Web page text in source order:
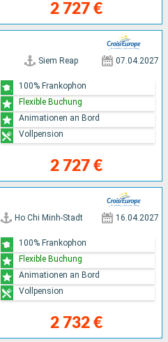
2 727 €
Siem Reap 07.04.2027
2 727 €
100% Frankophon
Flexible Buchung
Animationen an Bord
Vollpension
Ho Chi Minh-Stadt 16.04.2027
2 732 €
100% Frankophon
Flexible Buchung
Animationen an Bord
Vollpension